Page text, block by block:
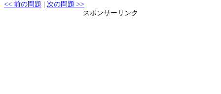
<< 前の問題
次の問題 >>
スポンサーリンク